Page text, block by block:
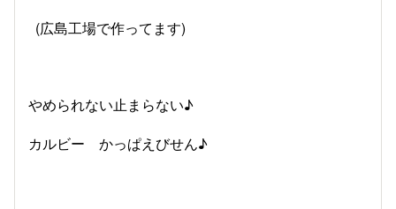
(広島工場で作ってます)
やめられない止まらない♪
カルビー かっぱえびせん♪